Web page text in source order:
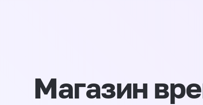
Магазин